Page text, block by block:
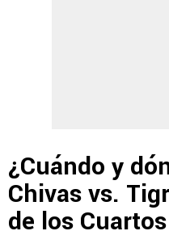
¿Cuándo y
Chivas vs.
de los